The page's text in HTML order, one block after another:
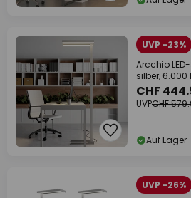
UVP -23%
Arcchio
silber,
CHF
UVPCHF
Auf Lager
UVP -26%